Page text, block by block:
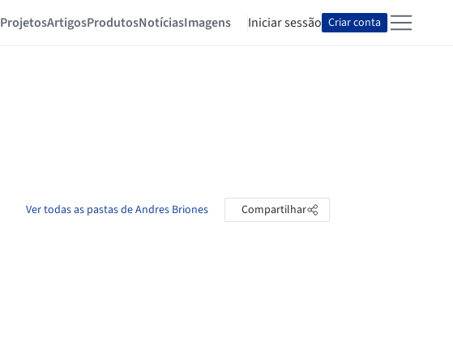
ProjetosArtigosProdutosNotíciasImagens Iniciar sessão Criar conta
Ver todas as pastas de Andres Briones Compartilhar